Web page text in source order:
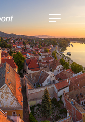
Navigáció
kinyitása